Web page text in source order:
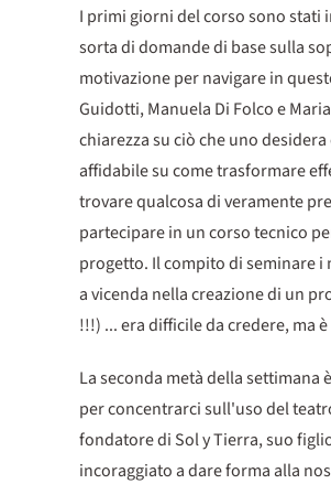
I primi giorni del corso sono stati
sorta di domande di base sulla
motivazione per navigare in
Guidotti, Manuela Di Folco e
chiarezza su ciò che uno
affidabile su come trasformare
trovare qualcosa di veramente
partecipare in un corso tecnico
progetto. Il compito di seminare
a vicenda nella creazione di un
!!!) ... era difficile da credere, ma
La seconda metà della
per concentrarci sull'uso del
fondatore di Sol y Tierra, suo
incoraggiato a dare forma alla